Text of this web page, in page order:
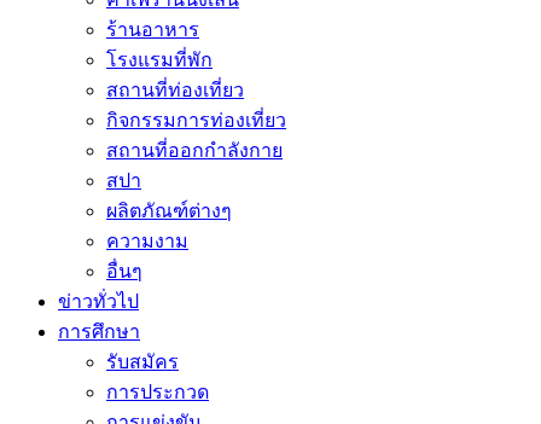
ร้านอาหาร
โรงแรมที่พัก
สถานที่ท่องเที่ยว
กิจกรรมการท่องเที่ยว
สถานที่ออกกำลังกาย
สปา
ผลิตภัณฑ์ต่างๆ
ความงาม
อื่นๆ
ข่าวทั่วไป
การศึกษา
รับสมัคร
การประกวด